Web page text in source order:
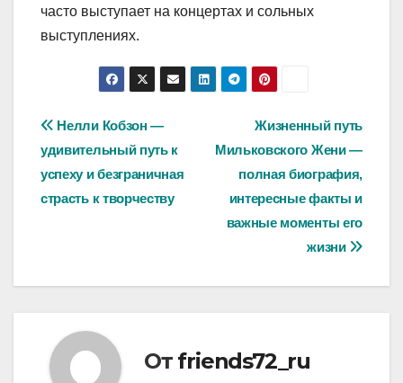
часто выступает на концертах и сольных
выступлениях.
Навигация
по
записям
Жизненный путь
Мильковского Жени —
полная биография,
интересные факты и
важные моменты его
жизни
Нелли Кобзон —
удивительный путь к
успеху и безграничная
страсть к творчеству
От friends72_ru